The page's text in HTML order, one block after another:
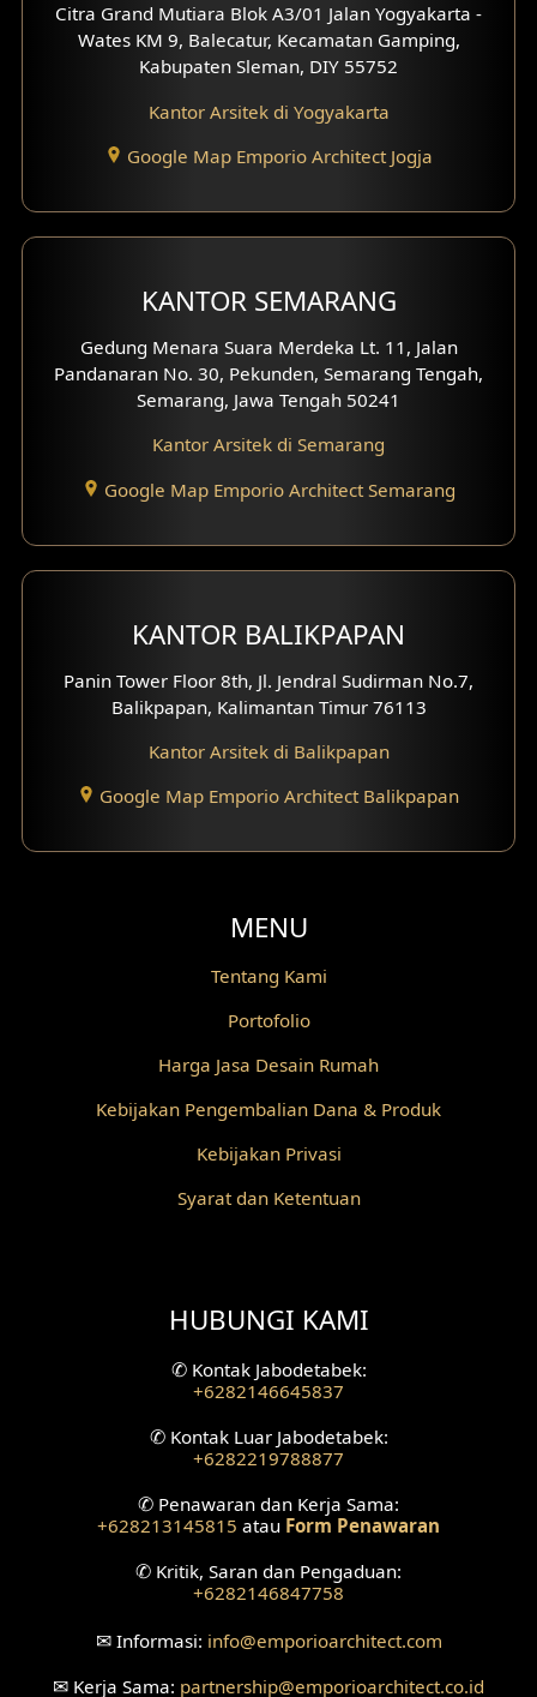
Desain Rumah Scandinavian
Desain Rumah Tradisional
Desain Rumah Santorini
Desain Balkon
Desain Kanopi
Desain Pantry
Fasad Rumah Villa Bali
Desain Split Level
Desain Wallpanel
Desain Wallpaper
Desain Grill Kayu
Desain Railing
Desain Pilar
Desain Interior Villa
Desain Plafon
Desain Ruang Tunggu
Desain Ruang Perawatan
Citra Grand Mutiara Blok A3/01 Jalan Yogyakarta -
Wates KM 9, Balecatur, Kecamatan Gamping,
Kabupaten Sleman, DIY 55752
Kantor Arsitek di Yogyakarta
Google Map Emporio Architect Jogja
KANTOR SEMARANG
Gedung Menara Suara Merdeka Lt. 11, Jalan
Pandanaran No. 30, Pekunden, Semarang Tengah,
Semarang, Jawa Tengah 50241
Kantor Arsitek di Semarang
Google Map Emporio Architect Semarang
KANTOR BALIKPAPAN
Panin Tower Floor 8th, Jl. Jendral Sudirman No.7,
Balikpapan, Kalimantan Timur 76113
Kantor Arsitek di Balikpapan
Google Map Emporio Architect Balikpapan
MENU
Tentang Kami
Portofolio
Harga Jasa Desain Rumah
Kebijakan Pengembalian Dana & Produk
Kebijakan Privasi
Syarat dan Ketentuan
HUBUNGI KAMI
✆Kontak Jabodetabek:
+6282146645837
✆Kontak Luar Jabodetabek:
+6282219788877
✆ Penawaran dan Kerja Sama:
+628213145815 atau Form Penawaran
✆ Kritik, Saran dan Pengaduan:
+6282146847758
✉Informasi: info@emporioarchitect.com
✉ Kerja Sama: partnership@emporioarchitect.co.id